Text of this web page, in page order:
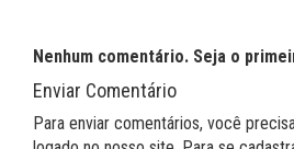
Nenhum comentário. Seja o
Enviar Comentário
Para enviar comentários, você